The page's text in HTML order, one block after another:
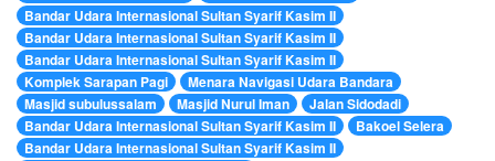
Bandar Udara Internasional Sultan Syarif Kasim II
Bandar Udara Internasional Sultan Syarif Kasim II
Bandar Udara Internasional Sultan Syarif Kasim II
Komplek Sarapan Pagi
Menara Navigasi Udara Bandara
Masjid subulussalam
Masjid Nurul Iman
Jalan Sidodadi
Bandar Udara Internasional Sultan Syarif Kasim II
Bakoel Selera
Bandar Udara Internasional Sultan Syarif Kasim II